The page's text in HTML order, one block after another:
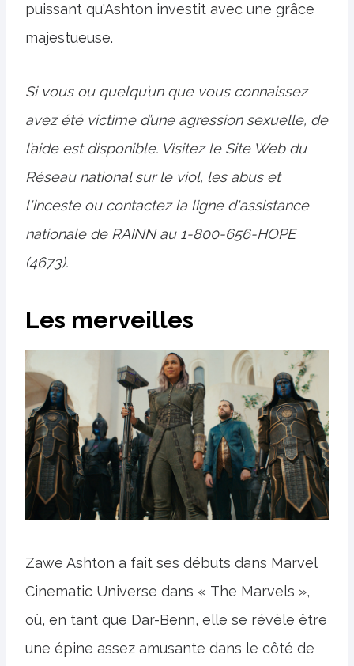
puissant qu'Ashton investit avec une grâce
majestueuse.
Si vous ou quelqu’un que vous connaissez
avez été victime d’une agression sexuelle, de
l’aide est disponible. Visitez le Site Web du
Réseau national sur le viol, les abus et
l'inceste ou contactez la ligne d'assistance
nationale de RAINN au 1-800-656-HOPE
(4673).
Les merveilles
Zawe Ashton a fait ses débuts dans Marvel
Cinematic Universe dans « The Marvels »,
où, en tant que Dar-Benn, elle se révèle être
une épine assez amusante dans le côté de